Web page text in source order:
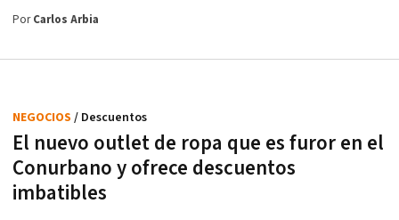
PorCarlos Arbia
El nuevo outlet de ropa que es furor en el
Conurbano y ofrece descuentos
imbatibles
NEGOCIOS / Descuentos